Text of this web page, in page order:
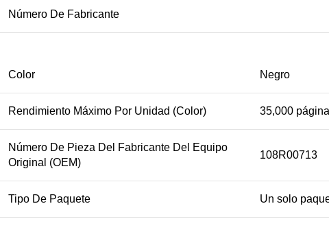
Número De Fabricante
Color Negro
Rendimiento Máximo Por Unidad (Color) 35,000
Número De Pieza Del Fabricante Del Equipo
Original (OEM)
108R00713
Tipo De Paquete Un solo